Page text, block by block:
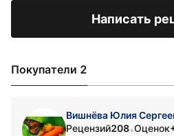
Написать
Покупатели 2
Вишнёва Юлия
Рецензий208•Оценок